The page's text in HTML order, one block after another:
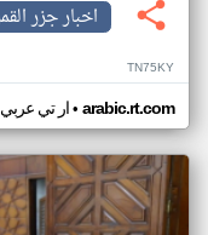
اخبار جزر
TN75KY
ار تي عربي• arabic.rt.com